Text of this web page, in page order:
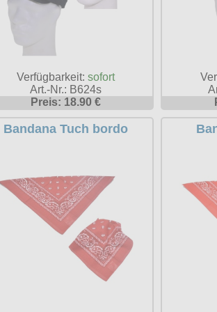
Verfügbarkeit: sofort
Art.-Nr.: B624s
Preis: 18.90 €
Bandana Tuch bordo